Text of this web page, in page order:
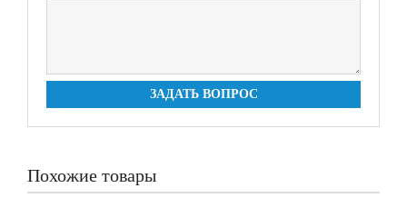
ЗАДАТЬ ВОПРОС
Похожие товары